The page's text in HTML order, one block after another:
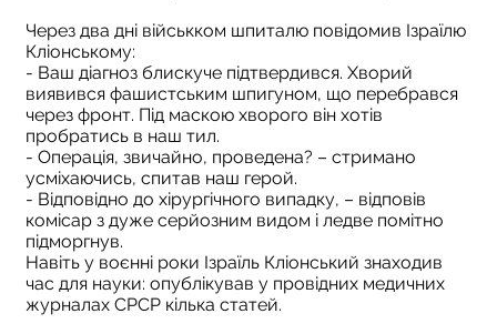
Через два дні військком шпиталю повідомив Ізраїлю
Кліонському:
- Ваш діагноз блискуче підтвердився. Хворий
виявився фашистським шпигуном, що перебрався
через фронт. Під маскою хворого він хотів
пробратись в наш тил.
- Операція, звичайно, проведена? – стримано
усміхаючись, спитав наш герой.
- Відповідно до хірургічного випадку, – відповів
комісар з дуже серйозним видом і ледве помітно
підморгнув.
Навіть у воєнні роки Ізраїль Кліонський знаходив
час для науки: опублікував у провідних медичних
журналах СРСР кілька статей.